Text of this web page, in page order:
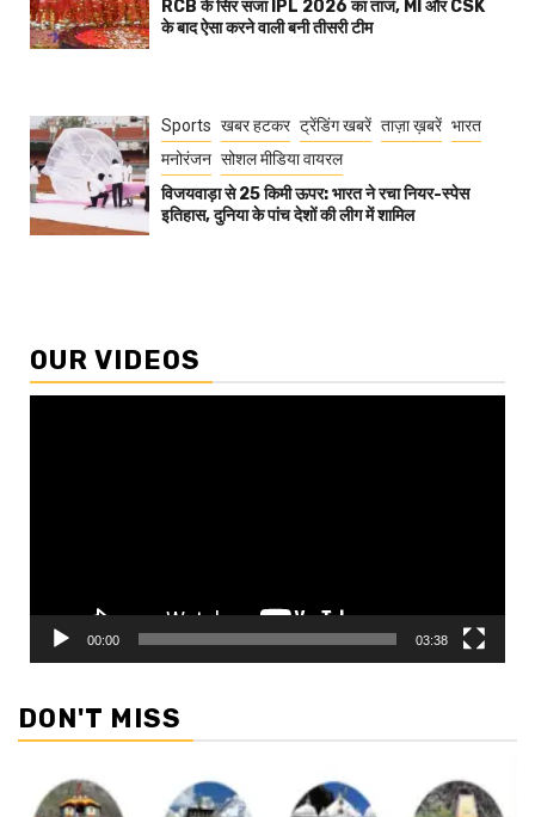
RCB के सिर सजा IPL 2026 का ताज, MI और CSK
के बाद ऐसा करने वाली बनी तीसरी टीम
Sports खबर हटकर ट्रेंडिंग खबरें ताज़ा ख़बरें भारत
मनोरंजन सोशल मीडिया वायरल
विजयवाड़ा से 25 किमी ऊपर: भारत ने रचा नियर-स्पेस
इतिहास, दुनिया के पांच देशों की लीग में शामिल
OUR VIDEOS
00:00 03:38
DON'T MISS